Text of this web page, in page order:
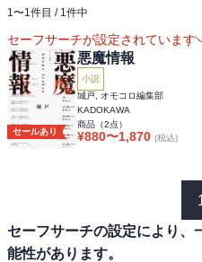
1〜1件目 / 1件中
セーフサーチが設定されています
セールあり
悪魔情報
小説
城戸, オモコロ編集部
KADOKAWA
商品（2点）
¥880〜1,870 (税込)
セーフサーチの設定により、
能性があります。